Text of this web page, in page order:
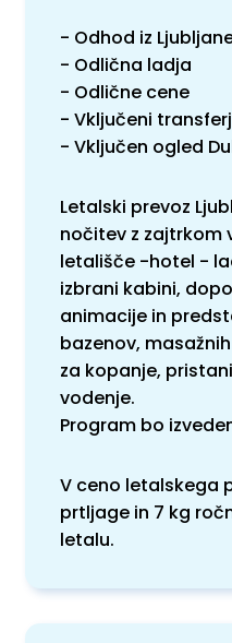
- Odhod iz
- Odlična ladja
- Odlične cene
- Vključeni
- Vključen ogled
Letalski prevoz
nočitev z zajtrkom
letališče -hotel -
izbrani kabini,
animacije in
bazenov,
za kopanje,
vodenje.
Program bo
V ceno letalskega
prtljage in 7 kg
letalu.